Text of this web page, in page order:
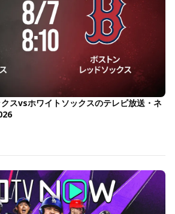
クスvsホワイトソックスのテレビ放送・ネ